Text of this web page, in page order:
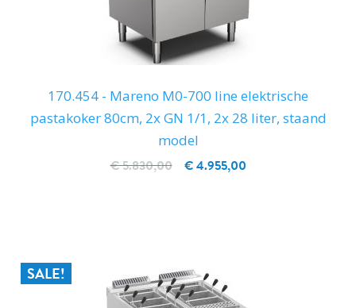
170.454 - Mareno M0-700 line elektrische
pastakoker 80cm, 2x GN 1/1, 2x 28 liter, staand
model
€ 4.955,00
€ 5.830,00
SALE!